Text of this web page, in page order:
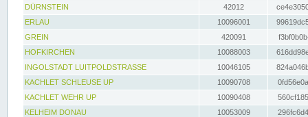
DÜRNSTEIN
42012
ERLAU
10096001
GREIN
420091
HOFKIRCHEN
10088003
INGOLSTADT LUITPOLDSTRASSE
10046105
KACHLET SCHLEUSE UP
10090708
KACHLET WEHR UP
10090408
KELHEIM DONAU
10053009